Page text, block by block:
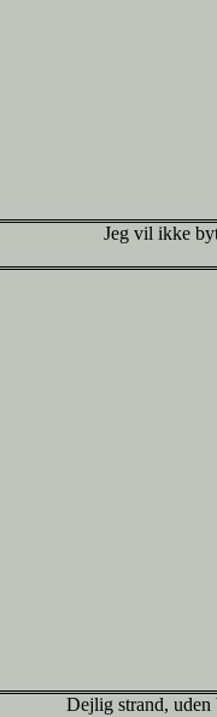
Jeg vil ikke
Dejlig strand, uden